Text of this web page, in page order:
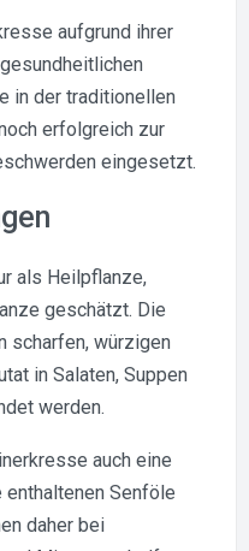
aufgrund ihrer
in der traditionellen
erfolgreich zur
eingesetzt.
als Heilpflanze,
geschätzt. Die
scharfen, würzigen
in Salaten, Suppen
werden.
auch eine
Senföle
daher bei